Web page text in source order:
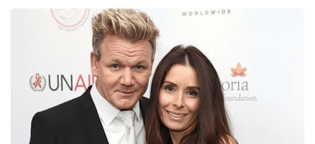
Showbyznys
Virály
Sex a vztahy